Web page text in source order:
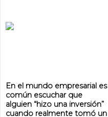
En el mundo empresarial es
común escuchar que
alguien “hizo una inversión”
cuando realmente tomó un